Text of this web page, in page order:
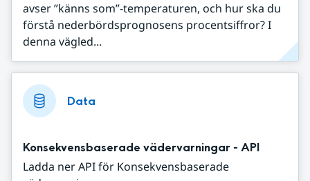
avser ”känns som”-temperaturen, och hur ska du
förstå nederbördsprognosens procentsiffror? I
denna vägled...
Data
Konsekvensbaserade vädervarningar - API
Ladda ner API för Konsekvensbaserade